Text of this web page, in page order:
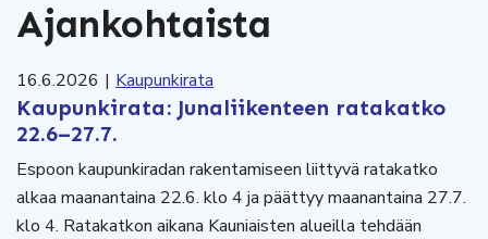
Ajankohtaista
16.6.2026 | Kaupunkirata
Kaupunkirata: Junaliikenteen ratakatko
22.6–27.7.
Espoon kaupunkiradan rakentamiseen liittyvä ratakatko
alkaa maanantaina 22.6. klo 4 ja päättyy maanantaina 27.7.
klo 4. Ratakatkon aikana Kauniaisten alueilla tehdään